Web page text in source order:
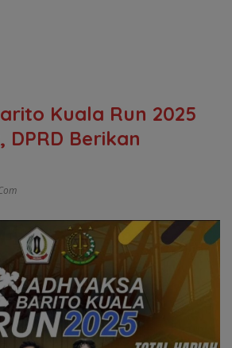
Kuala Run 2025
DPRD Berikan